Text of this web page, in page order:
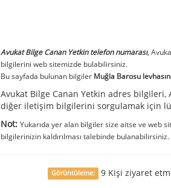
Avukat Bilge Canan Yetkin telefon numarası,
bilgilerini web sitemizde bulabilirsiniz.
Bu sayfada bulunan bilgiler Muğla Barosu
Avukat Bilge Canan Yetkin adres bilgileri,
diğer iletişim bilgilerini sorgulamak için
Not: Yukarıda yer alan bilgiler size aitse ve web
bilgilerinizin kaldırılması talebinde
Görüntüleme: 9 Kişi ziyaret